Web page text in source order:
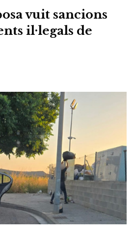
vuit sancions
il·legals de